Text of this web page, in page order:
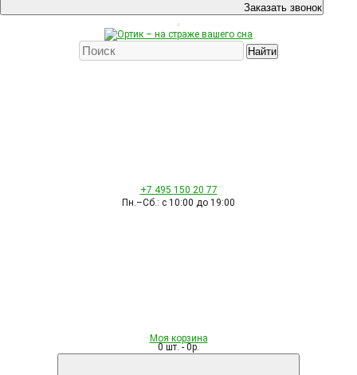
Заказать звонок
Найти
+7 495 150 20 77
Пн.–Сб.: с 10:00 до 19:00
Моя корзина
0 шт. - 0р.